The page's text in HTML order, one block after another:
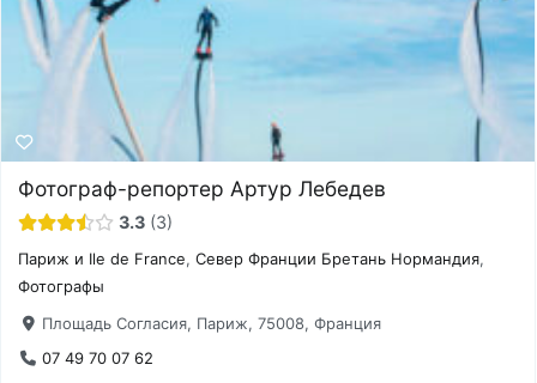
Фотограф-репортер Артур Лебедев
3.3 3
Париж и Ile de France,Север Франции Бретань Нормандия,
Фотографы
Площадь Согласия, Париж, 75008, Франция
07 49 70 07 62